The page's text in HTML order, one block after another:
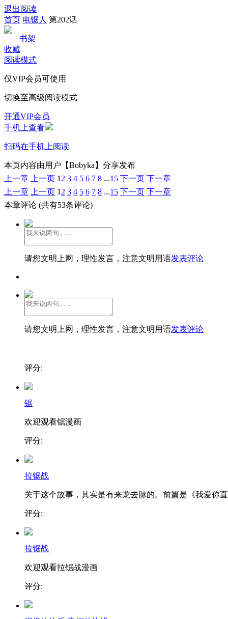
退出阅读
首页 电锯人 第202话
书架
收藏
阅读模式
仅VIP会员可使用
切换至高级阅读模式
开通VIP会员
手机上查看
扫码在手机上阅读
本页内容由用户【Bobyka】分享发布
上一章
上一页 1 2 3 4 5 6 7 8 ...15 下一页 下一章
上一章
上一页 1 2 3 4 5 6 7 8 ...15 下一页 下一章
本章评论 (共有53条评论)
请您文明上网，理性发言，注意文明用语发表评论
请您文明上网，理性发言，注意文明用语发表评论
评分:
锯
欢迎观看锯漫画
评分:
拉锯战
关于这个故事，其实是有来龙去脉的。前篇是《我爱你
评分:
拉锯战
欢迎观看拉锯战漫画
评分: